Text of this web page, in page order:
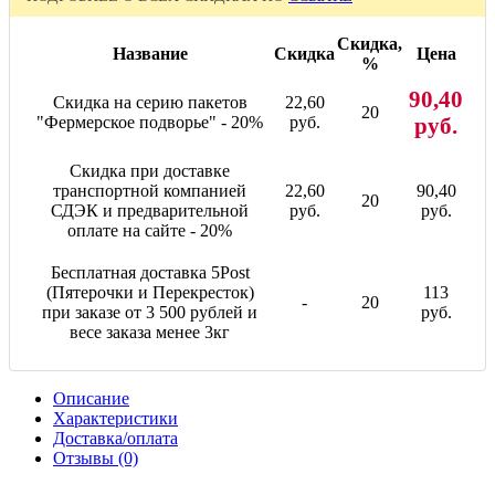
Название Скидка
Скидка,
%
Цена
Скидка на серию пакетов
"Фермерское подворье" - 20%
22,60
руб.
20
90,40
руб.
Скидка при доставке
транспортной компанией
СДЭК и предварительной
оплате на сайте - 20%
22,60
руб.
20
90,40
руб.
Бесплатная доставка 5Post
(Пятерочки и Перекресток)
при заказе от 3 500 рублей и
весе заказа менее 3кг
- 20
113
руб.
Описание
Характеристики
Доставка/оплата
Отзывы (0)